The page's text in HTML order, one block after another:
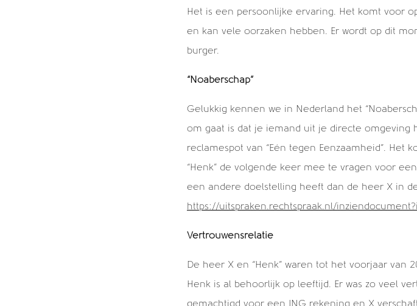
(deel 2) >
Wie wordt de spin in
Het is een persoonlijke ervaring. Het komt voor
en kan vele oorzaken hebben. Er wordt op dit
burger.
“Noaberschap”
Gelukkig kennen we in Nederland het
om gaat is dat je iemand uit je directe omgeving
reclamespot van “Eén tegen Eenzaamheid”. Het
“Henk” de volgende keer mee te vragen voor
een andere doelstelling heeft dan de heer X in
https://uitspraken.rechtspraak.nl/
Vertrouwensrelatie
De heer X en “Henk” waren tot het voorjaar van
Henk is al behoorlijk op leeftijd. Er was zo veel